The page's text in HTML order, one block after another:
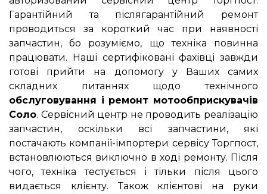
Гарантійний та післягарантійний ремонт
проводиться за короткий час при наявності
запчастин, бо розуміємо, що техніка повинна
працювати. Наші сертифіковані фахівці завжди
готові прийти на допомогу у Ваших самих
складних питаннях щодо технічного
обслуговування і ремонт мотообприскувачів
Соло. Сервісний центр не проводить реалізацію
запчастин, оскільки всі запчастини, які
постачають компанії-імпортери сервісу Торгпост,
встановлюються виключно в ході ремонту. Після
чого, техніка тестується і тільки після цього
видається клієнту. Також клієнтові на руки